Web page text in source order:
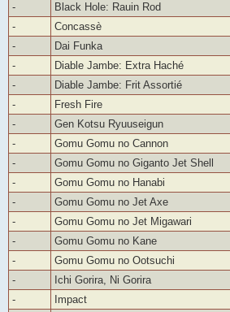
-
Black Hole: Rauin Rod
-
Concassè
-
Dai Funka
-
Diable Jambe: Extra Haché
-
Diable Jambe: Frit Assortié
-
Fresh Fire
-
Gen Kotsu Ryuuseigun
-
Gomu Gomu no Cannon
-
Gomu Gomu no Giganto Jet Shell
-
Gomu Gomu no Hanabi
-
Gomu Gomu no Jet Axe
-
Gomu Gomu no Jet Migawari
-
Gomu Gomu no Kane
-
Gomu Gomu no Ootsuchi
-
Ichi Gorira, Ni Gorira
-
Impact